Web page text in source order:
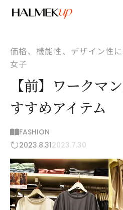
価格、機能性、デザイン性
女子
【前】ワークマ
すすめアイテム
FASHION
2023.8.312023.7.30